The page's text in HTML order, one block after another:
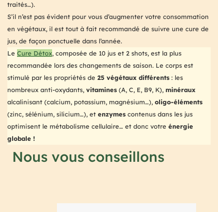
traités…).
S’il n’est pas évident pour vous d’augmenter votre consommation
en végétaux, il est tout à fait recommandé de suivre une cure de
jus, de façon ponctuelle dans l’année.
Le Cure Détox, composée de 10 jus et 2 shots, est la plus
recommandée lors des changements de saison. Le corps est
stimulé par les propriétés de 25 végétaux différents : les
nombreux anti-oxydants, vitamines (A, C, E, B9, K), minéraux
alcalinisant (calcium, potassium, magnésium…), oligo-éléments
(zinc, sélénium, silicium…), et enzymes contenus dans les jus
optimisent le métabolisme cellulaire… et donc votre énergie
globale !
Nous vous conseillons